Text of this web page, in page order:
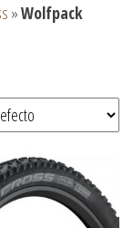
»Wolfpack